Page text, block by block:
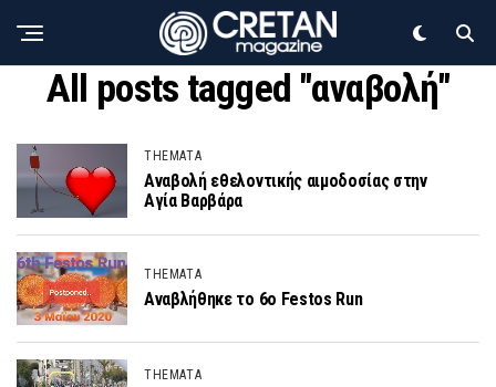
All posts tagged "αναβολή"
THEMATA
Αναβολή εθελοντικής αιμοδοσίας στην
Αγία Βαρβάρα
THEMATA
Αναβλήθηκε το 6ο Festos Run
THEMATA